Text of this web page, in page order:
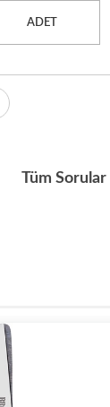
ADET
Tüm Sorular